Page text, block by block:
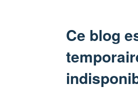
Ce blog